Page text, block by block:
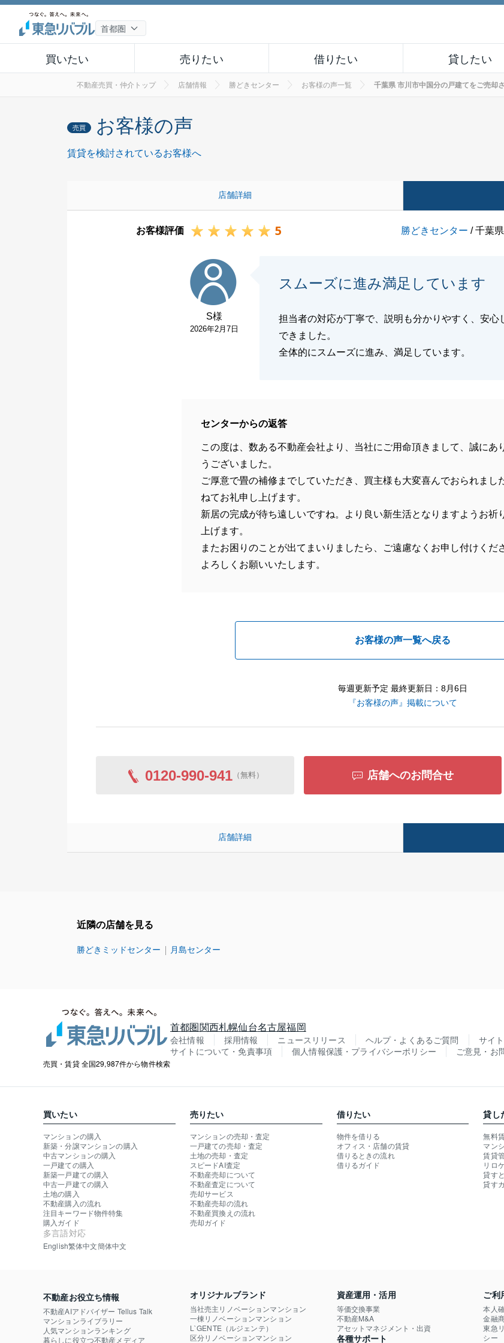
買いたい 売りたい 借りたい 貸したい
不動産売買・仲介トップ 店舗情報 勝どきセンター お客様の声一覧 千葉県 市川市中国分の戸建てをご売却
売買 お客様の声
賃貸を検討されているお客様へ
店舗詳細
お客様評価 5 勝どきセンター / 千葉
S様
2026年2月7日
スムーズに進み満足しています
担当者の対応が丁寧で、説明も分かりやすく、安心
できました。
全体的にスムーズに進み、満足しています。
センターからの返答
この度は、数ある不動産会社より、当社にご用命頂きまして、誠にあ
うございました。
ご厚意で畳の補修までしていただき、買主様も大変喜んでおられまし
ねてお礼申し上げます。
新居の完成が待ち遠しいですね。より良い新生活となりますようお祈
上げます。
またお困りのことが出てまいりましたら、ご遠慮なくお申し付けくだ
よろしくお願いいたします。
お客様の声一覧へ戻る
毎週更新予定 最終更新日：8月6日
『お客様の声』掲載について
0120-990-941 （無料） 店舗へのお問合せ
店舗詳細
近隣の店舗を見る
勝どきミッドセンター 月島センター
売買・賃貸 全国29,987件から物件検索
首都圏関西札幌仙台名古屋福岡
会社情報 採用情報 ニュースリリース ヘルプ・よくあるご質問 サイ
サイトについて・免責事項
個人情報保護・プライバシーポリシー ご意見・お
買いたい
マンションの購入
新築・分譲マンションの購入
中古マンションの購入
一戸建ての購入
新築一戸建ての購入
中古一戸建ての購入
土地の購入
不動産購入の流れ
注目キーワード物件特集
購入ガイド
多言語対応
English繁体中文簡体中文
売りたい
マンションの売却・査定
一戸建ての売却・査定
土地の売却・査定
スピードAI査定
不動産売却について
不動産査定について
売却サービス
不動産売却の流れ
不動産買換えの流れ
売却ガイド
借りたい
物件を借りる
オフィス・店舗の賃貸
借りるときの流れ
借りるガイド
貸し
無料
マン
賃貸
リロ
貸す
貸す
不動産お役立ち情報
不動産AIアドバイザー Tellus Talk
マンションライブラリー
人気マンションランキング
暮らしに役立つ不動産メディア
オリジナルブランド
当社売主リノベーションマンション
一棟リノベーションマンション
L`GENTE（ルジェンテ）
区分リノベーションマンション
資産運用・活用
等価交換事業
不動産M&A
アセットマネジメント・出資
各種サポート
ご利
本人
金融
東急
シー